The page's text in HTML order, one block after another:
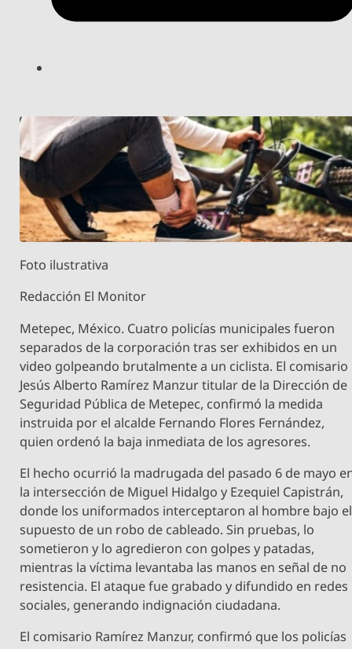
Foto ilustrativa
Redacción El Monitor
Metepec, México. Cuatro policías municipales fueron
separados de la corporación tras ser exhibidos en un
video golpeando brutalmente a un ciclista. El comisario
Jesús Alberto Ramírez Manzur titular de la Dirección de
Seguridad Pública de Metepec, confirmó la medida
instruida por el alcalde Fernando Flores Fernández,
quien ordenó la baja inmediata de los agresores.
El hecho ocurrió la madrugada del pasado 6 de mayo
la intersección de Miguel Hidalgo y Ezequiel Capistrán,
donde los uniformados interceptaron al hombre bajo el
supuesto de un robo de cableado. Sin pruebas, lo
sometieron y lo agredieron con golpes y patadas,
mientras la víctima levantaba las manos en señal de no
resistencia. El ataque fue grabado y difundido en redes
sociales, generando indignación ciudadana.
El comisario Ramírez Manzur, confirmó que los policías